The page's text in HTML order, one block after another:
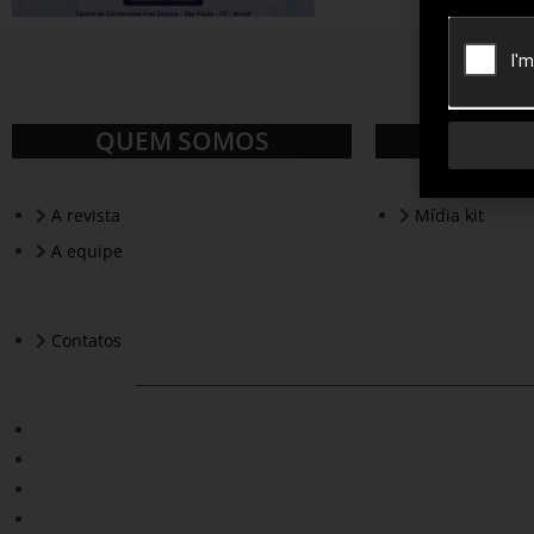
QUEM SOMOS
A revista
A equipe
Contatos
Mídia kit